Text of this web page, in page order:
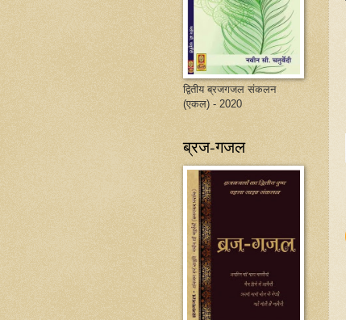
द्वितीय ब्रजगजल संकलन
(एकल) - 2020
ब्रज-गजल